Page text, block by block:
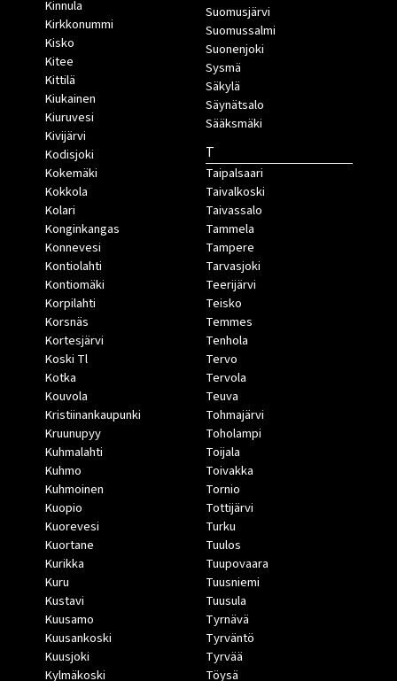
Kinnula
Kirkkonummi
Kisko
Kitee
Kittilä
Kiukainen
Kiuruvesi
Kivijärvi
Kodisjoki
Kokemäki
Kokkola
Kolari
Konginkangas
Konnevesi
Kontiolahti
Kontiomäki
Korpilahti
Korsnäs
Kortesjärvi
Koski Tl
Kotka
Kouvola
Kristiinankaupunki
Kruunupyy
Kuhmalahti
Kuhmo
Kuhmoinen
Kuopio
Kuorevesi
Kuortane
Kurikka
Kuru
Kustavi
Kuusamo
Kuusankoski
Kuusjoki
Kylmäkoski
Suomusjärvi
Suomussalmi
Suonenjoki
Sysmä
Säkylä
Säynätsalo
Sääksmäki
T
Taipalsaari
Taivalkoski
Taivassalo
Tammela
Tampere
Tarvasjoki
Teerijärvi
Teisko
Temmes
Tenhola
Tervo
Tervola
Teuva
Tohmajärvi
Toholampi
Toijala
Toivakka
Tornio
Tottijärvi
Turku
Tuulos
Tuupovaara
Tuusniemi
Tuusula
Tyrnävä
Tyrväntö
Tyrvää
Töysä